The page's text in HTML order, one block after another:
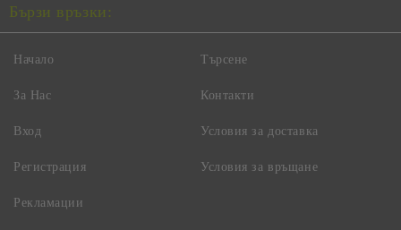
Бързи връзки:
Начало
За Нас
Вход
Регистрация
Търсене
Контакти
Условия за доставка
Условия за връщане
Рекламации